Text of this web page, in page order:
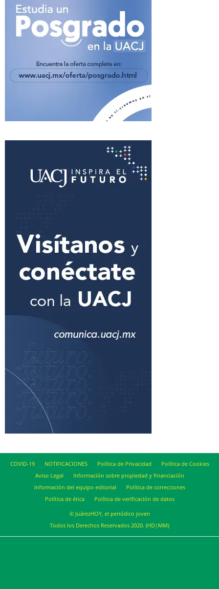
COVID-19 NOTIFICACIONES Política de Privacidad
Política de Cookies
Aviso Legal
Información sobre propiedad y financiación
Información del equipo editorial
Política de correcciones
Política de ética
Política de verificación de datos
© JuárezHOY, el periódico joven
Todos los Derechos Reservados 2020. (HD|MM)